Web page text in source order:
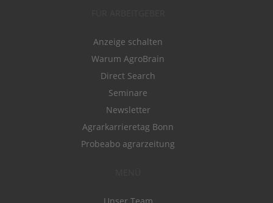
Anzeige schalten
Warum AgroBrain
Direct Search
Seminare
Newsletter
Agrarkarrieretag Bonn
Probeabo agrarzeitung